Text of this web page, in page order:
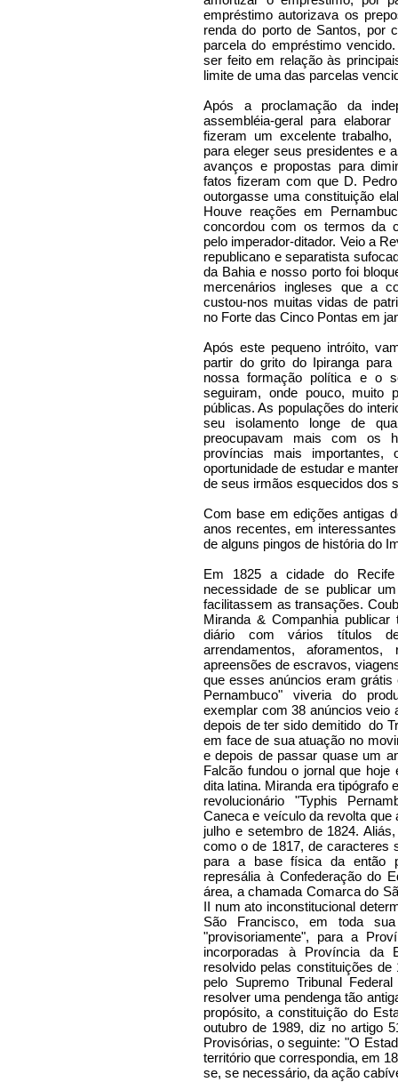
empréstimo autorizava os
renda do porto de Santos, por
parcela do empréstimo
ser feito em relação às
limite de uma das parcelas
Após a proclamação da
assembléia-geral para
fizeram um excelente
para eleger seus presidentes e
avanços e propostas para
fatos fizeram com que D.
outorgasse uma constituição
Houve reações em
concordou com os termos da
pelo imperador-ditador. Veio a
republicano e separatista
da Bahia e nosso porto foi
mercenários ingleses que a
custou-nos muitas vidas de
no Forte das Cinco Pontas em
Após este pequeno intróito,
partir do grito do Ipiranga
nossa formação política e o
seguiram, onde pouco, muito
públicas. As populações do
seu isolamento longe de
preocupavam mais com os
províncias mais
oportunidade de estudar e
de seus irmãos esquecidos dos
Com base em edições antigas
anos recentes, em
de alguns pingos de história do
Em 1825 a cidade do
necessidade de se publicar
facilitassem as transações.
Miranda & Companhia
diário com vários títulos
arrendamentos,
apreensões de escravos,
que esses anúncios eram
Pernambuco" viveria do
exemplar com 38 anúncios veio
depois de ter sido demitido do
em face de sua atuação no
e depois de passar quase um
Falcão fundou o jornal que
dita latina. Miranda era tipógrafo
revolucionário "Typhis
Caneca e veículo da revolta
julho e setembro de 1824.
como o de 1817, de caracteres
para a base física da então
represália à Confederação do
área, a chamada Comarca do
II num ato inconstitucional
São Francisco, em toda sua
"provisoriamente", para a
incorporadas à Província da
resolvido pelas constituições
pelo Supremo Tribunal
resolver uma pendenga tão
propósito, a constituição do
outubro de 1989, diz no artigo
Provisórias, o seguinte: "O
território que correspondia, em
se, se necessário, da ação